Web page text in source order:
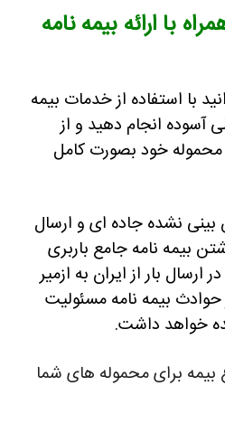
با ارائه بیمه نامه
با استفاده از خدمات بیمه
آسوده انجام دهید و از
خود بصورت کامل
نشده جاده ای و ارسال
بیمه نامه جامع باربری
بار از ایران به ازمیر
بیمه نامه مسئولیت
خواهد داشت.
آنی بار از 2 نوع بیمه برای محموله های شما